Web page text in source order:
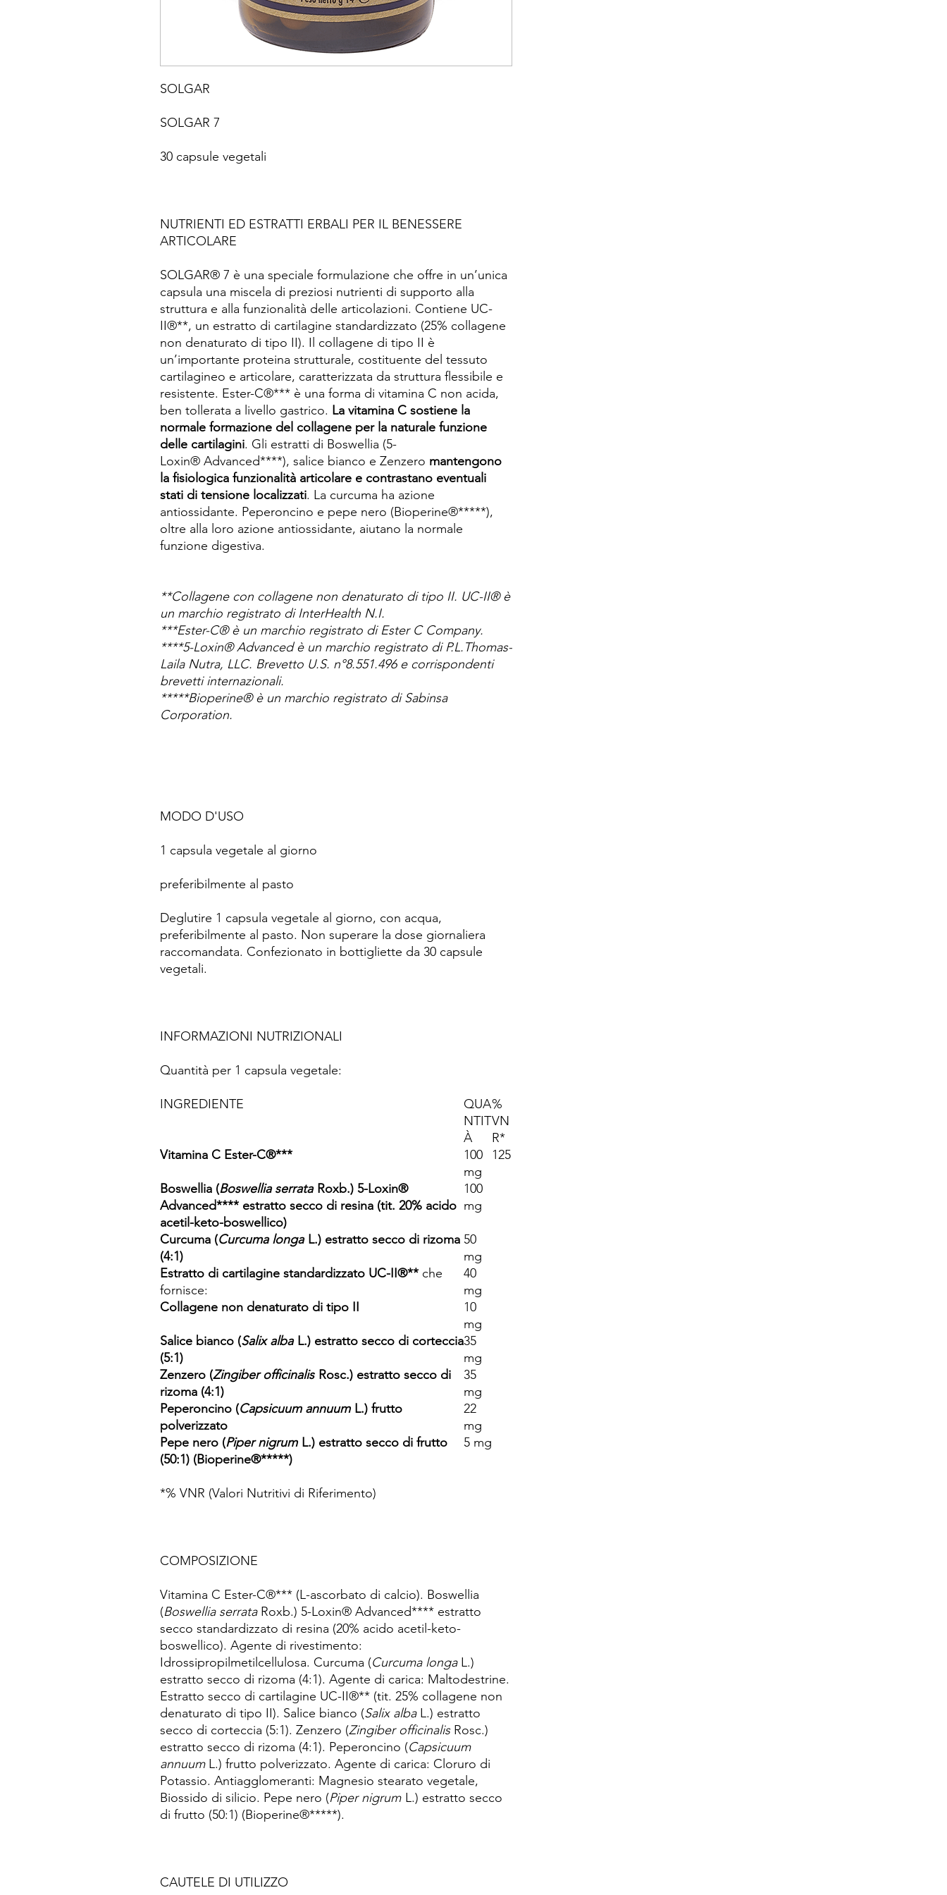
SOLGAR
SOLGAR 7
30 capsule vegetali
NUTRIENTI ED ESTRATTI ERBALI PER IL BENESSERE
ARTICOLARE
SOLGAR® 7 è una speciale formulazione che offre in un’unica
capsula una miscela di preziosi nutrienti di supporto alla
struttura e alla funzionalità delle articolazioni. Contiene UC-
II®**, un estratto di cartilagine standardizzato (25% collagene
non denaturato di tipo II). Il collagene di tipo II è
un’importante proteina strutturale, costituente del tessuto
cartilagineo e articolare, caratterizzata da struttura flessibile e
resistente. Ester-C®*** è una forma di vitamina C non acida,
ben tollerata a livello gastrico. La vitamina C sostiene la
normale formazione del collagene per la naturale funzione
delle cartilagini. Gli estratti di Boswellia (5-
Loxin® Advanced****), salice bianco e Zenzero mantengono
la fisiologica funzionalità articolare e contrastano eventuali
stati di tensione localizzati. La curcuma ha azione
antiossidante. Peperoncino e pepe nero (Bioperine®*****),
oltre alla loro azione antiossidante, aiutano la normale
funzione digestiva.
**Collagene con collagene non denaturato di tipo II. UC-II® è
un marchio registrato di InterHealth N.I.
***Ester-C® è un marchio registrato di Ester C Company.
****5-Loxin® Advanced è un marchio registrato di P.L.Thomas-
Laila Nutra, LLC. Brevetto U.S. n°8.551.496 e corrispondenti
brevetti internazionali.
*****Bioperine® è un marchio registrato di Sabinsa
Corporation.
MODO D'USO
1 capsula vegetale al giorno
preferibilmente al pasto
Deglutire 1 capsula vegetale al giorno, con acqua,
preferibilmente al pasto. Non superare la dose giornaliera
raccomandata. Confezionato in bottigliette da 30 capsule
vegetali.
INFORMAZIONI NUTRIZIONALI
Quantità per 1 capsula vegetale:
INGREDIENTE
QUA
NTIT
À
%
VN
R*
Vitamina C Ester-C®***
100
mg
125
Boswellia (Boswellia serrataRoxb.) 5-Loxin®
Advanced**** estratto secco di resina (tit. 20% acido
acetil-keto-boswellico)
100
mg
Curcuma (Curcuma longaL.) estratto secco di rizoma
(4:1)
50
mg
Estratto di cartilagine standardizzato UC-II®** che
fornisce:
40
mg
Collagene non denaturato di tipo II
10
mg
Salice bianco (Salix albaL.) estratto secco di corteccia
(5:1)
35
mg
Zenzero (Zingiber officinalis Rosc.) estratto secco di
rizoma (4:1)
35
mg
Peperoncino (Capsicuum annuum L.) frutto
polverizzato
22
mg
Pepe nero (Piper nigrum L.) estratto secco di frutto
(50:1) (Bioperine®*****)
5 mg
*% VNR (Valori Nutritivi di Riferimento)
COMPOSIZIONE
Vitamina C Ester-C®*** (L-ascorbato di calcio). Boswellia
(Boswellia serrataRoxb.) 5-Loxin® Advanced**** estratto
secco standardizzato di resina (20% acido acetil-keto-
boswellico). Agente di rivestimento:
Idrossipropilmetilcellulosa. Curcuma (Curcuma longaL.)
estratto secco di rizoma (4:1). Agente di carica: Maltodestrine.
Estratto secco di cartilagine UC-II®** (tit. 25% collagene non
denaturato di tipo II). Salice bianco (Salix albaL.) estratto
secco di corteccia (5:1). Zenzero (Zingiber officinalisRosc.)
estratto secco di rizoma (4:1). Peperoncino (Capsicuum
annuumL.) frutto polverizzato. Agente di carica: Cloruro di
Potassio. Antiagglomeranti: Magnesio stearato vegetale,
Biossido di silicio. Pepe nero (Piper nigrum L.) estratto secco
di frutto (50:1) (Bioperine®*****).
CAUTELE DI UTILIZZO